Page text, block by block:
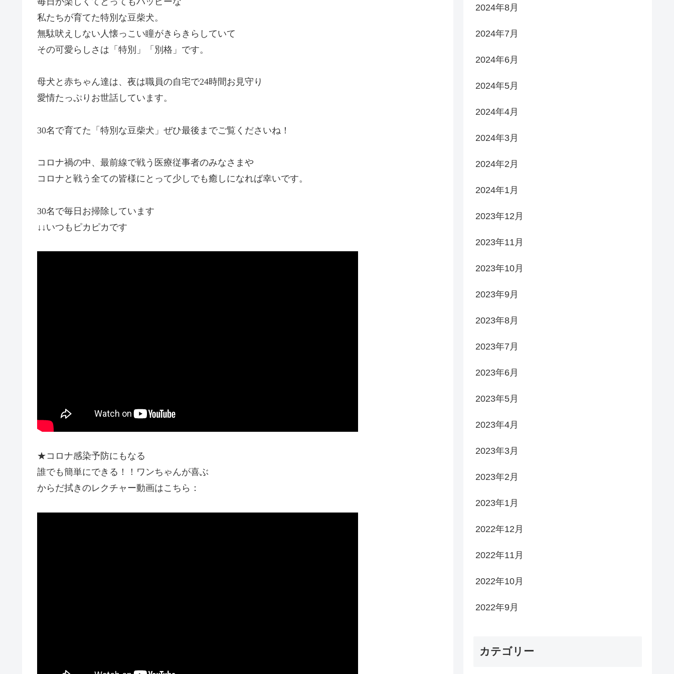
私たちが育てた特別な豆柴犬。
無駄吠えしない人懐っこい瞳がきらきらしていて
その可愛らしさは「特別」「別格」です。
母犬と赤ちゃん達は、夜は職員の自宅で24時間お見守り
愛情たっぷりお世話しています。
30名で育てた「特別な豆柴犬」ぜひ最後までご覧くださいね！
コロナ禍の中、最前線で戦う医療従事者のみなさまや
コロナと戦う全ての皆様にとって少しでも癒しになれば幸いです。
30名で毎日お掃除しています
↓↓いつもピカピカです
★コロナ感染予防にもなる
誰でも簡単にできる！！ワンちゃんが喜ぶ
からだ拭きのレクチャー動画はこちら：
2024年8月
2024年7月
2024年6月
2024年5月
2024年4月
2024年3月
2024年2月
2024年1月
2023年12月
2023年11月
2023年10月
2023年9月
2023年8月
2023年7月
2023年6月
2023年5月
2023年4月
2023年3月
2023年2月
2023年1月
2022年12月
2022年11月
2022年10月
2022年9月
カテゴリー